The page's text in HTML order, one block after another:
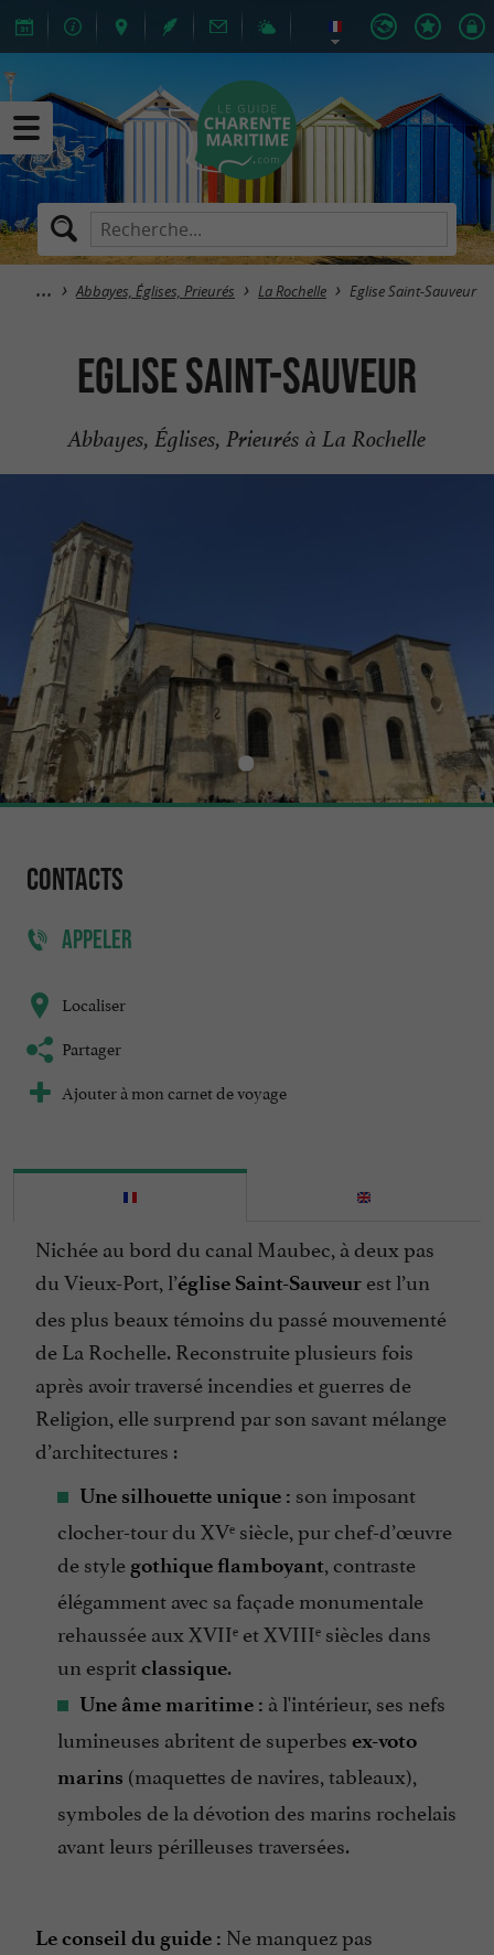
Abbayes, Églises, Prieurés La Rochelle Eglise Saint-Sauveur
Eglise Saint-Sauveur
Abbayes, Églises, Prieurés à La Rochelle
Contacts
APPELER
Localiser
Partager
Ajouter à mon carnet de voyage
Nichée au bord du canal Maubec, à deux pas
du Vieux-Port, l’église Saint-Sauveur est l’un
des plus beaux témoins du passé mouvementé
de La Rochelle. Reconstruite plusieurs fois
après avoir traversé incendies et guerres de
Religion, elle surprend par son savant mélange
d’architectures :
Une silhouette unique : son imposant
clocher-tour du XVᵉ siècle, pur chef-d’œuvre
de style gothique flamboyant, contraste
élégamment avec sa façade monumentale
rehaussée aux XVIIᵉ et XVIIIᵉ siècles dans
un espritclassique.
Une âme maritime : à l'intérieur, ses nefs
lumineuses abritent de superbes ex-voto
marins (maquettes de navires, tableaux),
symboles de la dévotion des marins rochelais
avant leurs périlleuses traversées.
Le conseil du guide : Ne manquez pas